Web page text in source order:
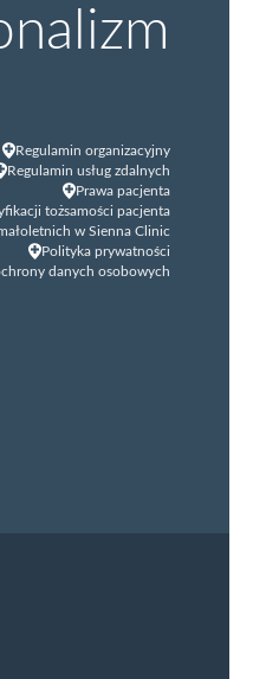
Regulamin organizacyjny
Regulamin usług zdalnych
Prawa pacjenta
tożsamości pacjenta
w Sienna Clinic
Polityka prywatności
danych osobowych